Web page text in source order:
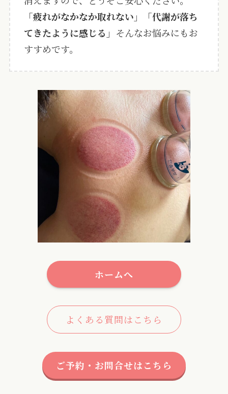
「疲れがなかなか取れない」「代謝が落ち
てきたように感じる」 そんなお悩みにもお
すすめです。
ホームへ
よくある質問はこちら
ご予約・お問合せはこちら